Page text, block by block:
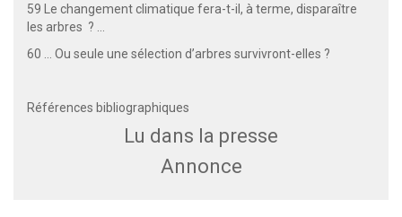
59 Le changement climatique fera-t-il, à terme, disparaître
les arbres ? …
60 … Ou seule une sélection d’arbres survivront-elles ?
Références bibliographiques
Lu dans la presse
Annonce